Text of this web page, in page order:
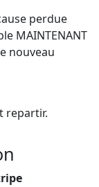
perdue
MAINTENANT
nouveau
repartir.